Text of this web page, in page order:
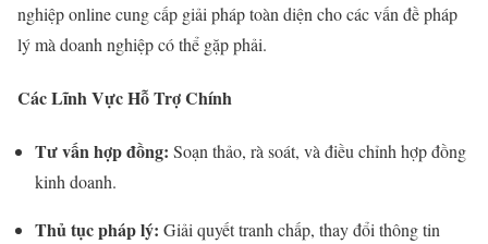
nghiệp online cung cấp giải pháp toàn diện cho các vấn đề pháp
lý mà doanh nghiệp có thể gặp phải.
Các Lĩnh Vực Hỗ Trợ Chính
Tư vấn hợp đồng: Soạn thảo, rà soát, và điều chỉnh hợp đồng
kinh doanh.
Thủ tục pháp lý: Giải quyết tranh chấp, thay đổi thông tin